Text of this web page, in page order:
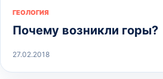
ГЕОЛОГИЯ
Почему возникли горы?
27.02.2018